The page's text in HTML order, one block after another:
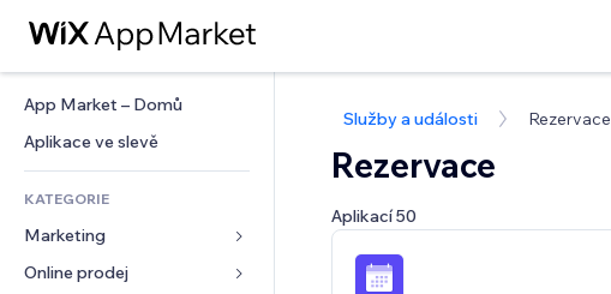
App Market – Domů
Aplikace ve slevě
KATEGORIE
Marketing
Reklamy
Online prodej
Služby a události Rezervace
Rezervace
Aplikací 50